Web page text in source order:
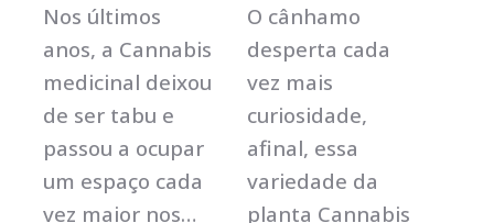
Nos últimos
anos, a Cannabis
medicinal deixou
de ser tabu e
passou a ocupar
um espaço cada
vez maior nos…
O cânhamo
desperta cada
vez mais
curiosidade,
afinal, essa
variedade da
planta Cannabis